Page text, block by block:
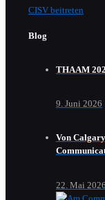
CISV beitreten
Blog
THAAM
9. Juni 2026
Von
22. Mai 2026